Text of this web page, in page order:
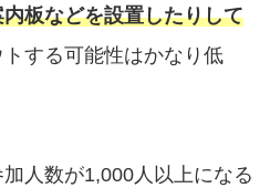
板などを設置したりして
する可能性はかなり低
人数が1,000人以上になる